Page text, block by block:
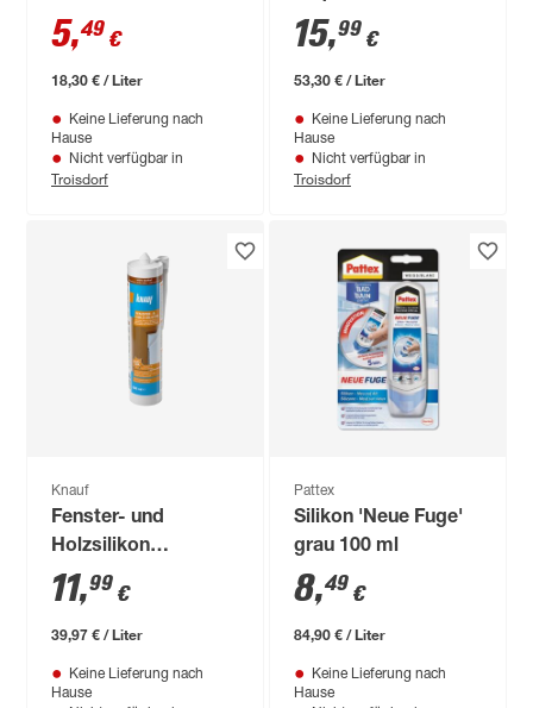
5,49 €
18,30 € / Liter
Keine Lieferung nach
Hause
Nicht verfügbar in
Troisdorf
transparent 300 ml
15,99 €
53,30 € / Liter
Keine Lieferung nach
Hause
Nicht verfügbar in
Troisdorf
Knauf
Fenster- und
Holzsilikon
eichefarben dunkel
300 ml
11,99 €
39,97 € / Liter
Keine Lieferung nach
Hause
Pattex
Silikon 'Neue Fuge'
grau 100 ml
8,49 €
84,90 € / Liter
Keine Lieferung nach
Hause